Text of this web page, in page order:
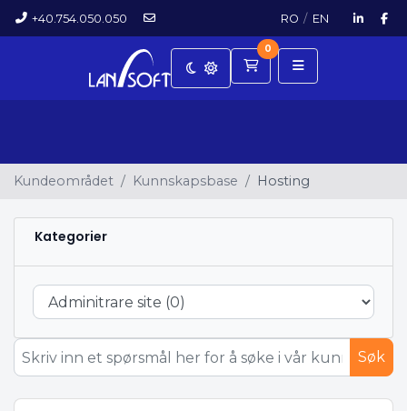
+40.754.050.050 RO / EN
0
Handlevogn
Kundeområdet Kunnskapsbase Hosting
Kategorier
Søk